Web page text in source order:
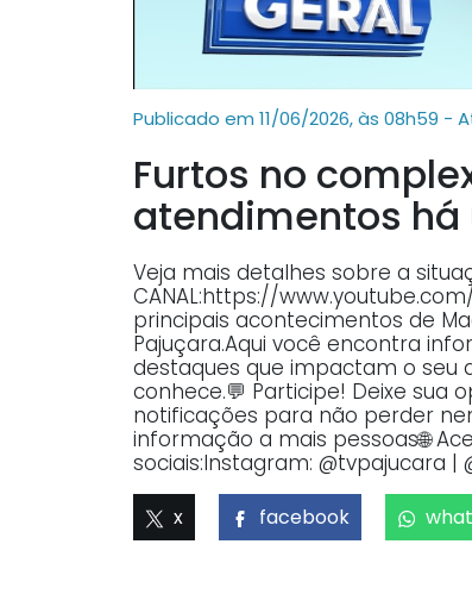
Publicado em 11/06/2026, às 08h59 -
Furtos no
atendimentos
Veja mais detalhes sobre a
CANAL:https://
principais acontecimentos de
Pajuçara.Aqui você encontra
destaques que impactam o seu
conhece.💬 Participe! Deixe sua
notificações para não perder
informação a mais pessoas🌐
sociais:Instagram: @tvpajucara |
x facebook